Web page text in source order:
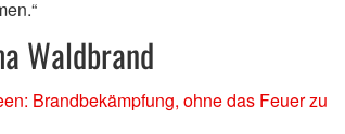
Waldbrand
Brandbekämpfung, ohne das Feuer zu